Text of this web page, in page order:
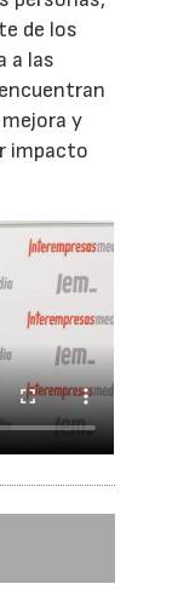
de los
a las
y
impacto